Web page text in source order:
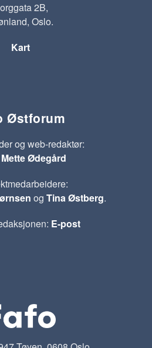
2B,
Oslo.
Kart
Østforum
og web-redaktør:
Ødegård
og Tina Østberg.
E-post